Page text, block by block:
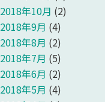
2018年10月 (2)
2018年9月 (4)
2018年8月 (2)
2018年7月 (5)
2018年6月 (2)
2018年5月 (4)